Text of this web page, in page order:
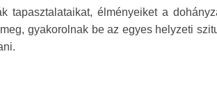
tapasztalataikat, élményeiket a
gyakorolnak be az egyes helyzeti